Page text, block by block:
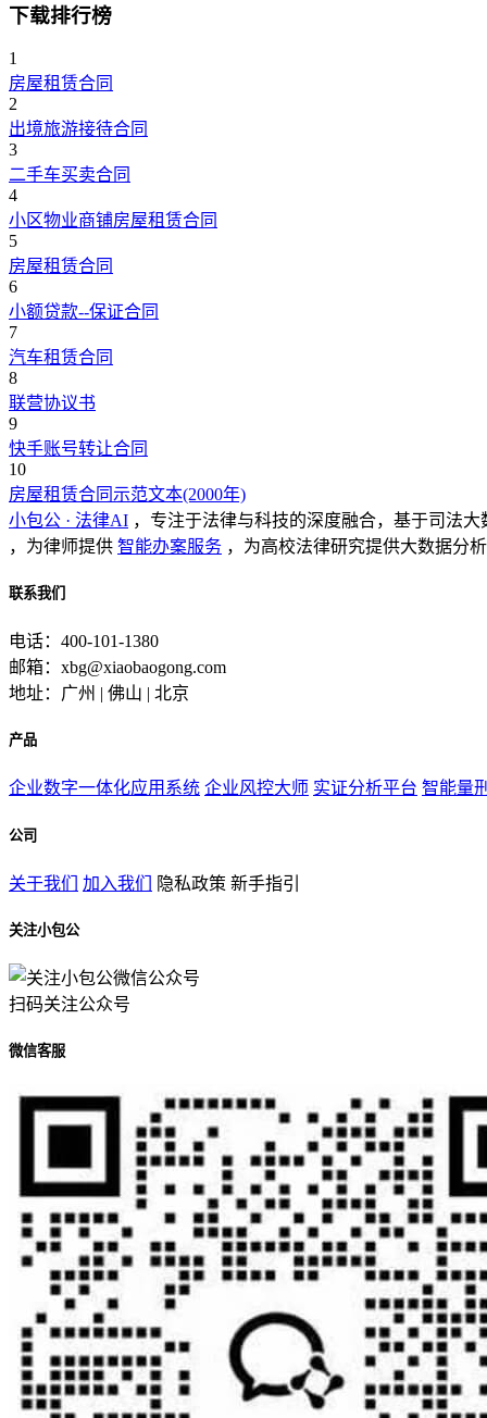
下载排行榜
1
房屋租赁合同
2
出境旅游接待合同
3
二手车买卖合同
4
小区物业商铺房屋租赁合同
5
房屋租赁合同
6
小额贷款--保证合同
7
汽车租赁合同
8
联营协议书
9
快手账号转让合同
10
房屋租赁合同示范文本(2000年)
小包公 · 法律AI ，专注于法律与科技的深度融合，基于司法
，为律师提供 智能办案服务 ，为高校法律研究提供大数据分
联系我们
电话：400-101-1380
邮箱：xbg@xiaobaogong.com
地址：广州 | 佛山 | 北京
产品
企业数字一体化应用系统 企业风控大师 实证分析平台 智能量
公司
关于我们 加入我们 隐私政策 新手指引
关注小包公
扫码关注公众号
微信客服